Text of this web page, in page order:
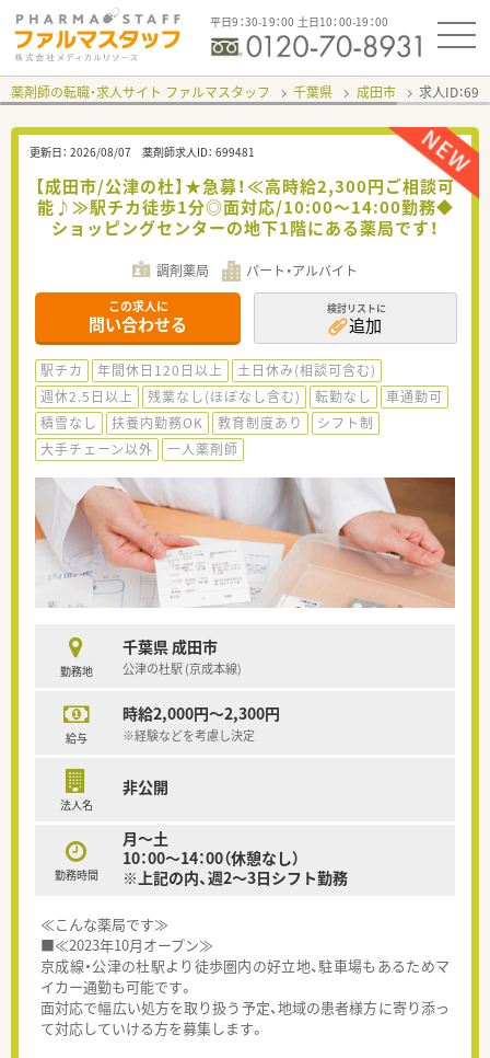
平日9：30-19：00 土日10：00-19：00
薬剤師の転職・求人サイト ファルマスタッフ 千葉県 成田市 求人ID：
更新日： 2026/08/07 薬剤師求人ID： 699481
【成田市/公津の杜】★急募！≪高時給2,300円ご相談可
能♪≫駅チカ徒歩1分◎面対応/10:00～14:00勤務◆
ショッピングセンターの地下1階にある薬局です！
調剤薬局 パート・アルバイト
この求人に
問い合わせる
検討リストに
追加
駅チカ 年間休日120日以上
土日休み(相談可含む)
週休2.5日以上
残業なし(ほぼなし含む) 転勤なし
車通勤可
積雪なし
扶養内勤務OK 教育制度あり
シフト制
大手チェーン以外
一人薬剤師
勤務地
千葉県 成田市
公津の杜駅 (京成本線)
給与
時給2,000円～2,300円
※経験などを考慮し決定
法人名
非公開
勤務時間
月～土
10：00～14：00（休憩なし）
※上記の内、週2～3日シフト勤務
≪こんな薬局です≫
■≪2023年10月オープン≫
京成線・公津の杜駅より徒歩圏内の好立地、駐車場もあるためマ
イカー通勤も可能です。
面対応で幅広い処方を取り扱う予定、地域の患者様方に寄り添っ
て対応していける方を募集します。